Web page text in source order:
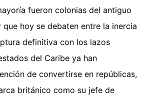
fueron colonias del antiguo
hoy se debaten entre la inercia
definitiva con los lazos
del Caribe ya han
de convertirse en repúblicas,
británico como su jefe de